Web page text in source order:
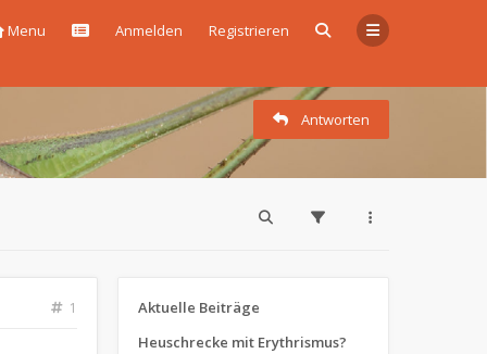
Menu Anmelden Registrieren
Antworten
1
Aktuelle Beiträge
Heuschrecke mit Erythrismus?